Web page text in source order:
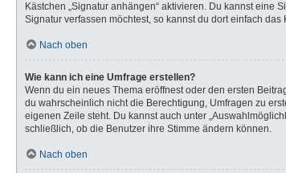
Kästchen „Signatur anhängen“ aktivieren. Du kannst
Signatur verfassen möchtest, so kannst du dort einfach
Nach oben
Wie kann ich eine Umfrage erstellen?
Wenn du ein neues Thema eröffnest oder den ersten
du wahrscheinlich nicht die Berechtigung, Umfragen zu
eigenen Zeile steht. Du kannst auch unter
schließlich, ob die Benutzer ihre Stimme ändern können.
Nach oben